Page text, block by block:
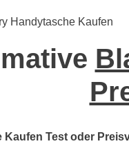
Handytasche Kaufen
Test oder